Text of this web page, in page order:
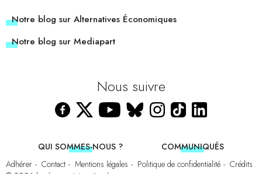
Notre blog sur Alternatives Économiques
Notre blog sur Mediapart
Nous suivre
QUI SOMMES-NOUS ?
COMMUNIQUÉS
Adhérer
Contact Mentions légales Politique de confidentialité
Crédits